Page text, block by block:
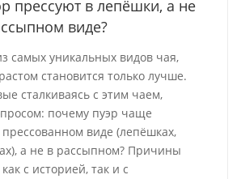
прессуют в лепёшки, а не
виде?
самых уникальных видов чая,
становится только лучше.
сталкиваясь с этим чаем,
почему пуэр чаще
прессованном виде (лепёшках,
а не в рассыпном? Причины
с историей, так и с